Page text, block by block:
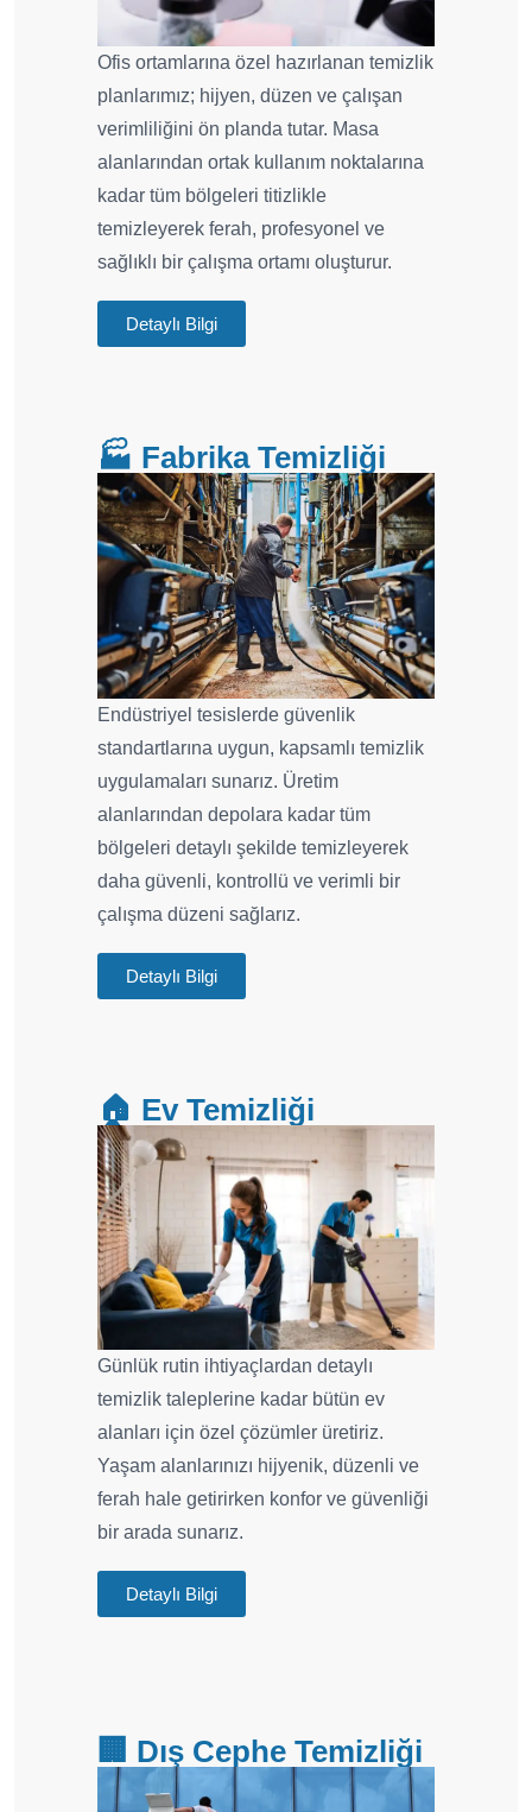
Ofis ortamlarına özel hazırlanan temizlik
planlarımız; hijyen, düzen ve çalışan
verimliliğini ön planda tutar. Masa
alanlarından ortak kullanım noktalarına
kadar tüm bölgeleri titizlikle
temizleyerek ferah, profesyonel ve
sağlıklı bir çalışma ortamı oluşturur.
Detaylı Bilgi
🏭 Fabrika Temizliği
Endüstriyel tesislerde güvenlik
standartlarına uygun, kapsamlı temizlik
uygulamaları sunarız. Üretim
alanlarından depolara kadar tüm
bölgeleri detaylı şekilde temizleyerek
daha güvenli, kontrollü ve verimli bir
çalışma düzeni sağlarız.
Detaylı Bilgi
🏠 Ev Temizliği
Günlük rutin ihtiyaçlardan detaylı
temizlik taleplerine kadar bütün ev
alanları için özel çözümler üretiriz.
Yaşam alanlarınızı hijyenik, düzenli ve
ferah hale getirirken konfor ve güvenliği
bir arada sunarız.
Detaylı Bilgi
🏢 Dış Cephe Temizliği